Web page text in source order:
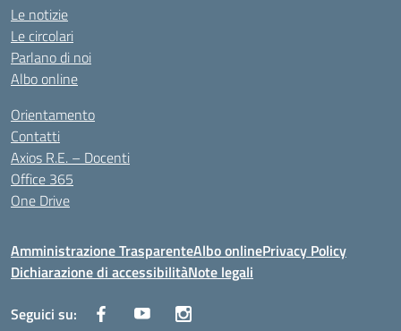
Le notizie
Le circolari
Parlano di noi
Albo online
Orientamento
Contatti
Axios R.E. – Docenti
Office 365
One Drive
Amministrazione TrasparenteAlbo onlinePrivacy Policy
Dichiarazione di accessibilitàNote legali
Seguici su: